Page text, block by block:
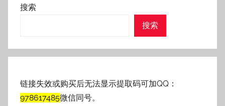
搜索
搜索
链接失效或购买后无法显示提取码可加QQ：
978617485微信同号。